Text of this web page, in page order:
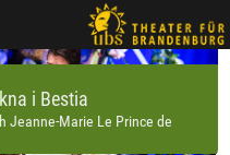
i Bestia
Jeanne-Marie Le Prince de